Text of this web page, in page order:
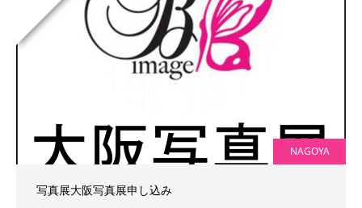
NAGOYA
写真展大阪写真展申し込み